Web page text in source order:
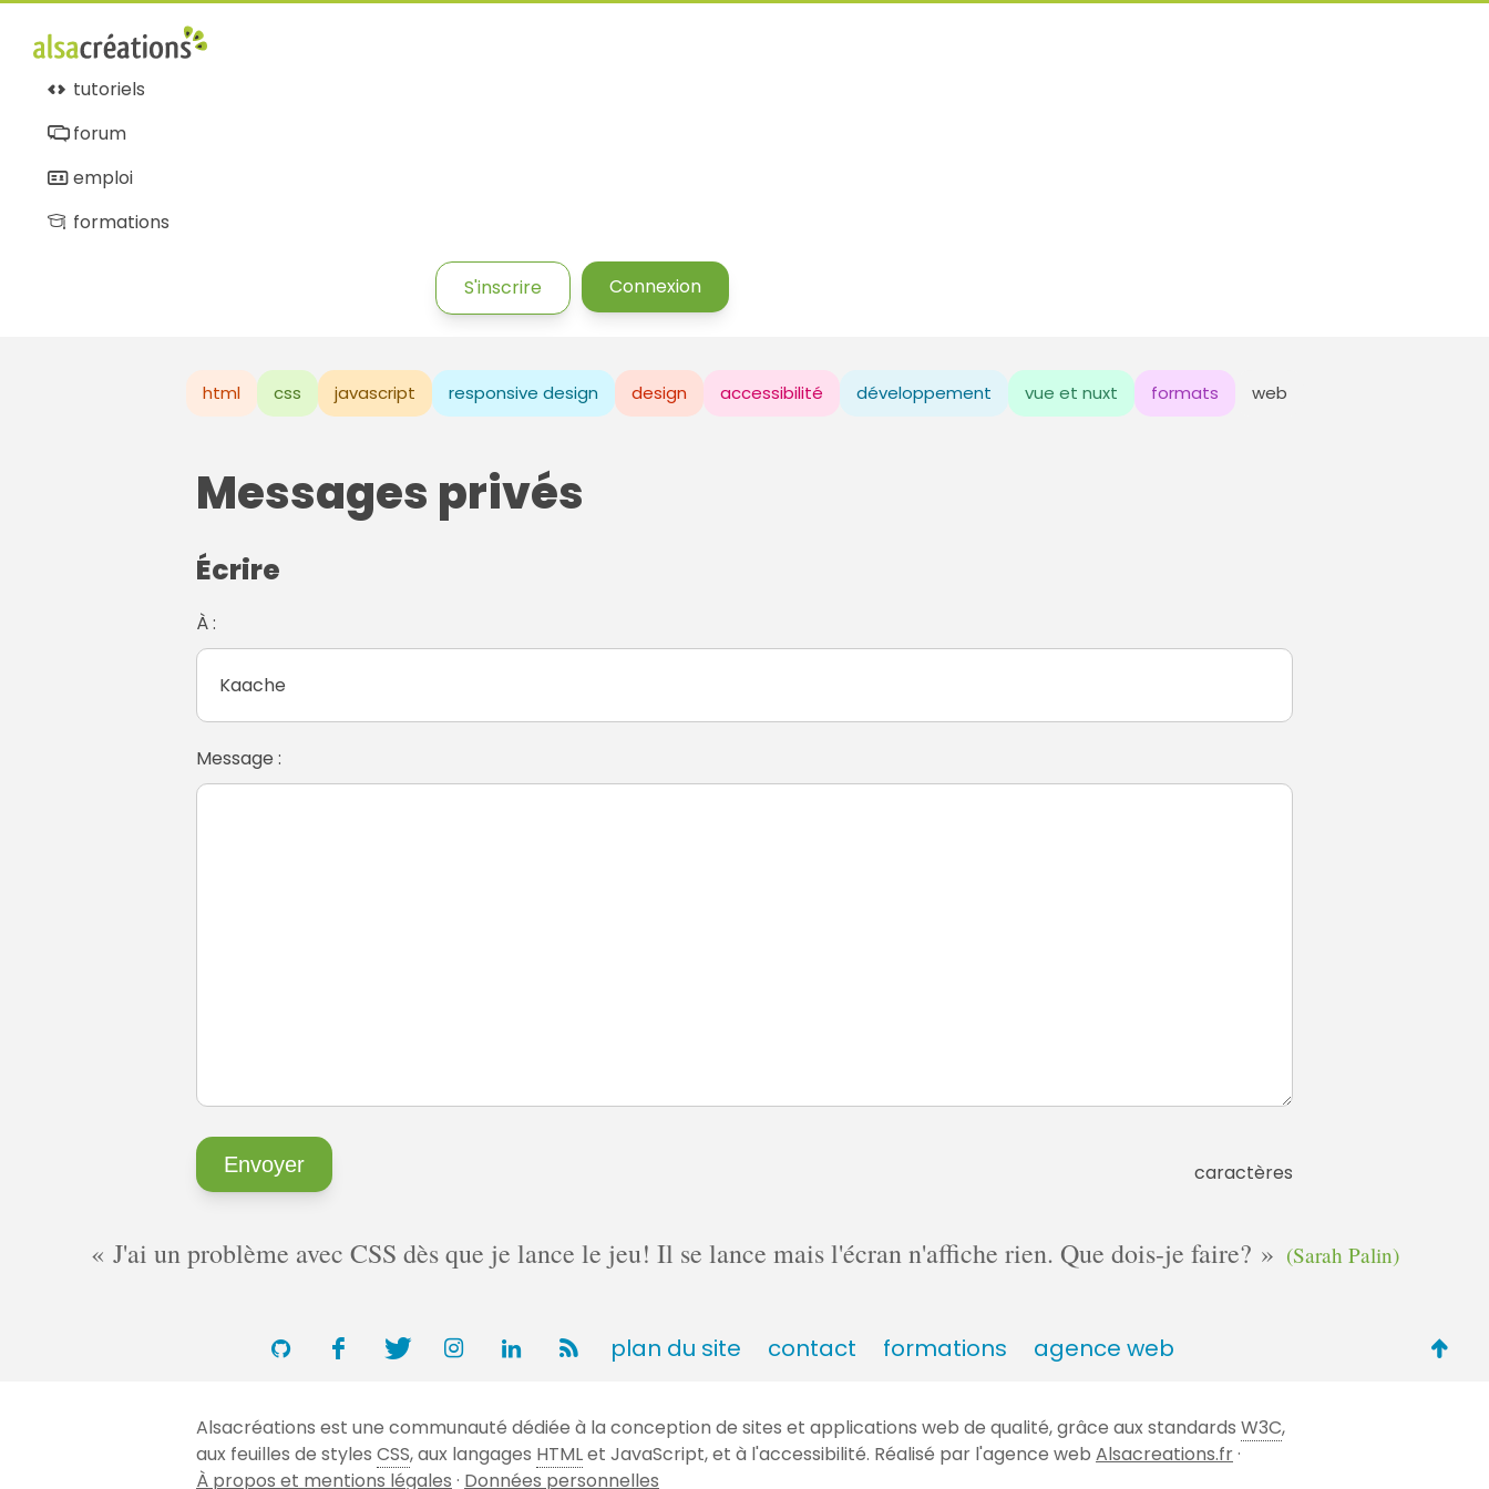
tutoriels
forum
emploi
formations
S'inscrire Connexion
html css javascript responsive design design accessibilité développement vue et nuxt formats web
Messages privés
Écrire
À :
Message :
caractères
J'ai un problème avec CSS dès que je lance le jeu! Il se lance mais l'écran n'affiche rien. Que dois-je faire? (Sarah Palin)
plan du site contact formations agence web
Alsacréations est une communauté dédiée à la conception de sites et applications web de qualité, grâce aux standards W3C,
aux feuilles de styles CSS, aux langages HTMLet JavaScript, et à l'accessibilité. Réalisé par l'agence web Alsacreations.fr·
À propos et mentions légales · Données personnelles